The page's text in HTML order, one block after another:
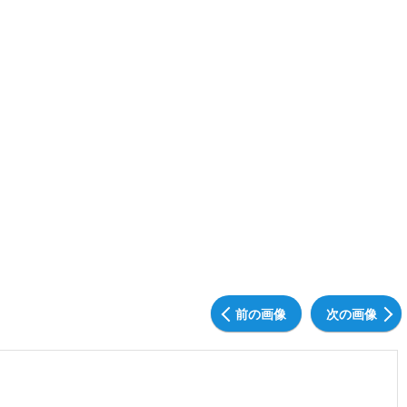
前の画像 次の画像